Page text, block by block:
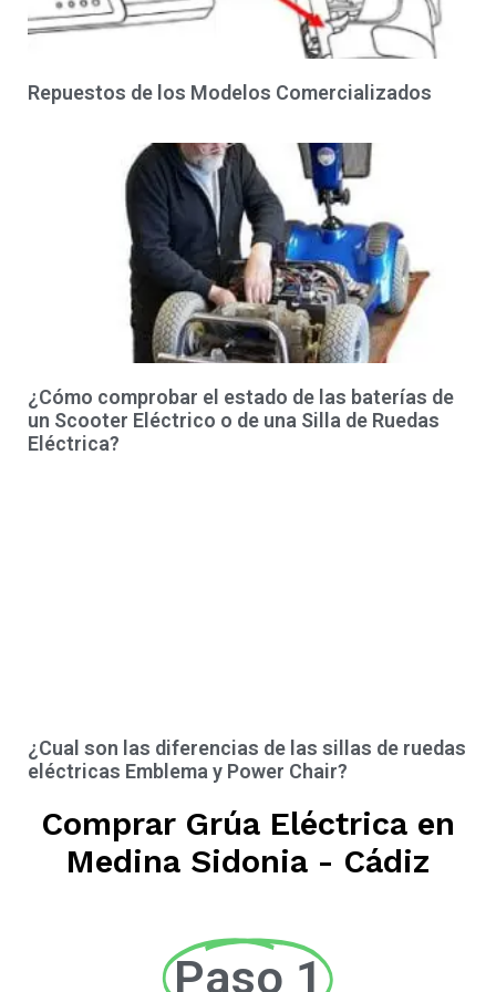
Repuestos de los Modelos Comercializados
¿Cómo comprobar el estado de las baterías de
un Scooter Eléctrico o de una Silla de Ruedas
Eléctrica?
¿Cual son las diferencias de las sillas de ruedas
eléctricas Emblema y Power Chair?
Comprar Grúa Eléctrica en
Medina Sidonia - Cádiz
Paso 1